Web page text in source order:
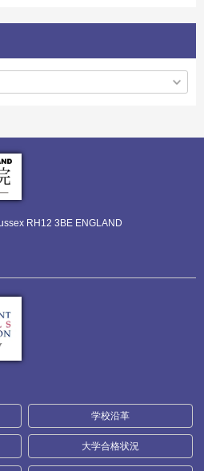
RH12 3BE ENGLAND
学校沿革
大学合格状況